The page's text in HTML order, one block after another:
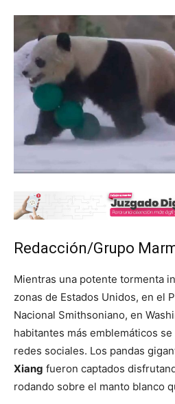
Redacción/Grupo
Mientras una potente tormenta
zonas de Estados Unidos, en el
Nacional Smithsoniano, en
habitantes más emblemáticos
redes sociales. Los pandas
Xiang fueron captados
rodando sobre el manto blanco